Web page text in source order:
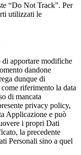
“Do Not Track”. Per
utilizzati le
apportare modifiche
dandone
dunque di
riferimento la data
di mancata
privacy policy,
Applicazione e può
i propri Dati
la precedente
Personali sino a quel